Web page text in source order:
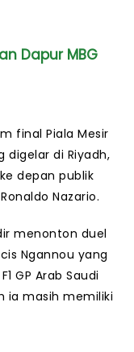
Dapur MBG
final Piala Mesir
digelar di Riyadh,
depan publik
Nazario.
menonton duel
Ngannou yang
GP Arab Saudi
ia masih memiliki